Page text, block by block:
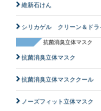
維新石けん
シリカゲル クリーン＆ドラ
抗菌消臭立体マスク
抗菌消臭立体マスク
抗菌消臭立体マスククール
ノーズフィット立体マスク